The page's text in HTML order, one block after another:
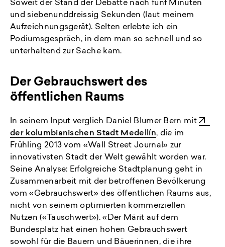
Soweit der Stand der Debatte nach fünf Minuten
und siebenunddreissig Sekunden (laut meinem
Aufzeichnungsgerät). Selten erlebte ich ein
Podiumsgespräch, in dem man so schnell und so
unterhaltend zur Sache kam.
Der Gebrauchswert des
öffentlichen Raums
In seinem Input verglich Daniel Blumer Bern mit
der kolumbianischen Stadt Medellín, die im
Frühling 2013 vom «Wall Street Journal» zur
innovativsten Stadt der Welt gewählt worden war.
Seine Analyse: Erfolgreiche Stadtplanung geht in
Zusammenarbeit mit der betroffenen Bevölkerung
vom «Gebrauchswert» des öffentlichen Raums aus,
nicht von seinem optimierten kommerziellen
Nutzen («Tauschwert»). «Der Märit auf dem
Bundesplatz hat einen hohen Gebrauchswert
sowohl für die Bauern und Bäuerinnen, die ihre